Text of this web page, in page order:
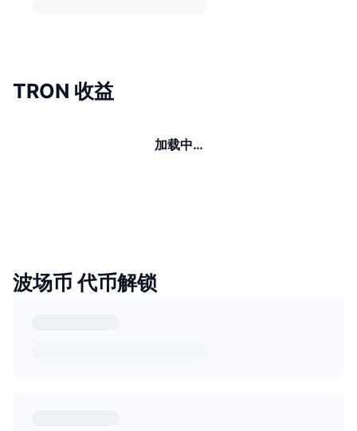
TRON 收益
加载中…
波场币 代币解锁